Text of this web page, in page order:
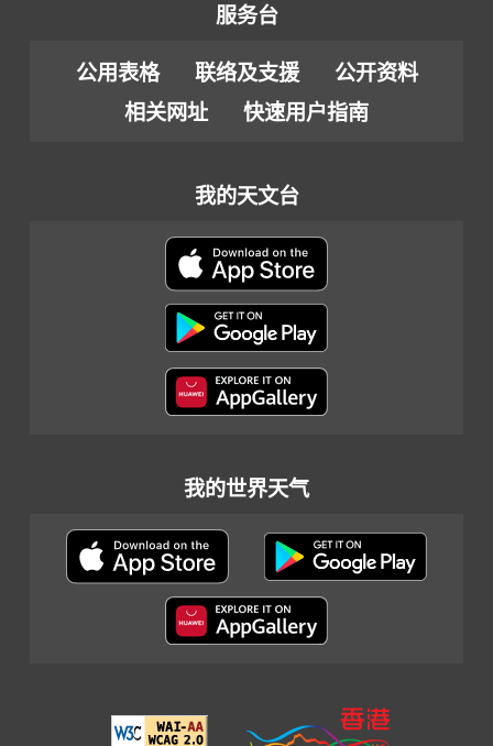
服务台
公用表格 联络及支援
公开资料
相关网址
快速用户指南
我的天文台
我的世界天气